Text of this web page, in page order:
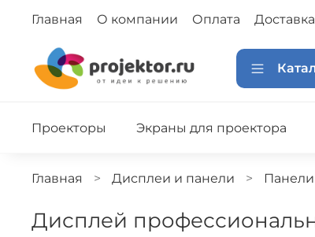
Главная О компании Оплата Доставка
Проекторы Экраны для проектора
Главная Дисплеи и панели
Дисплей